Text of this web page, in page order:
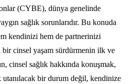
(CYBE), dünya genelinde
sağlık sorunlarıdır. Bu konuda
kendinizi hem de partnerinizi
bir cinsel yaşam sürdürmenin ilk ve
cinsel sağlık hakkında konuşmak,
utanılacak bir durum değil, kendinize